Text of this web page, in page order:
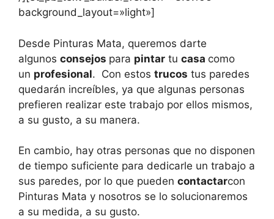
background_layout=»light»]
Desde Pinturas Mata, queremos darte
algunos consejos para pintar tu casa como
un profesional. Con estos trucos tus paredes
quedarán increíbles, ya que algunas personas
prefieren realizar este trabajo por ellos mismos,
a su gusto, a su manera.
En cambio, hay otras personas que no disponen
de tiempo suficiente para dedicarle un trabajo a
sus paredes, por lo que pueden contactarcon
Pinturas Mata y nosotros se lo solucionaremos
a su medida, a su gusto.